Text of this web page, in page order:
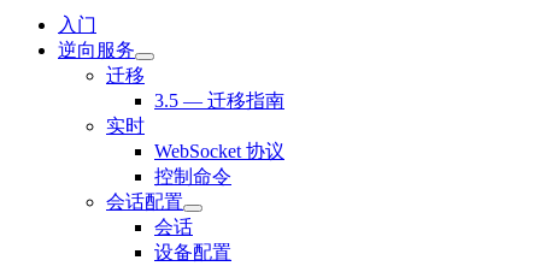
入门
逆向服务
迁移
3.5 — 迁移指南
实时
WebSocket 协议
控制命令
会话配置
会话
设备配置